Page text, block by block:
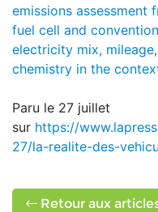
emissions
fuel cell and
electricity mix,
chemistry in the
Paru le 27 juillet
sur https://
27/la-realite-des-
Retour aux